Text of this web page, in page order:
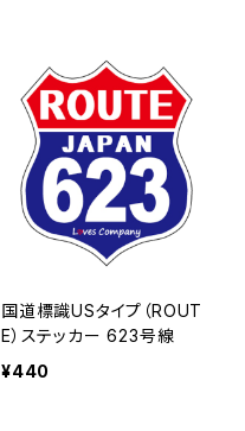
国道標識USタイプ（ROUT
E）ステッカー 623号線
¥440